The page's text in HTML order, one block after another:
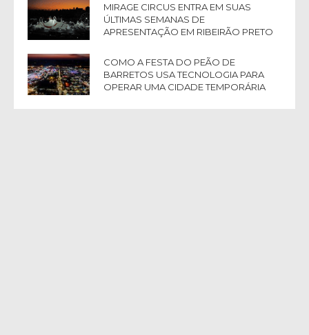
MIRAGE CIRCUS ENTRA EM SUAS
ÚLTIMAS SEMANAS DE
APRESENTAÇÃO EM RIBEIRÃO PRETO
COMO A FESTA DO PEÃO DE
BARRETOS USA TECNOLOGIA PARA
OPERAR UMA CIDADE TEMPORÁRIA